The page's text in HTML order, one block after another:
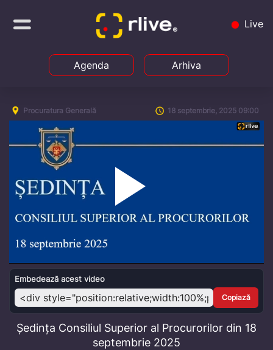
Live
Agenda Arhiva
Procuratura Generală 18 septembrie, 2025 09:00
Play
Video
Embedează acest video
Copiază
Ședința Consiliul Superior al Procurorilor din 18
septembrie 2025